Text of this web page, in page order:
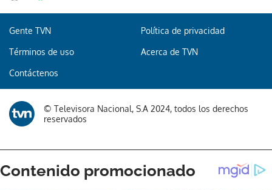
Gente TVN Política de privacidad
Términos de uso Acerca de TVN
Contáctenos
© Televisora Nacional, S.A 2024, todos los derechos
reservados